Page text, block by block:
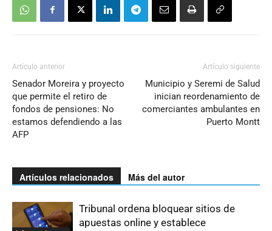
Artículo anterior
Senador Moreira y proyecto
que permite el retiro de
fondos de pensiones: No
estamos defendiendo a las
AFP
Artículo siguiente
Municipio y Seremi de Salud
inician reordenamiento de
comerciantes ambulantes en
Puerto Montt
Artículos relacionados Más del autor
Tribunal ordena bloquear sitios de
apuestas online y establece